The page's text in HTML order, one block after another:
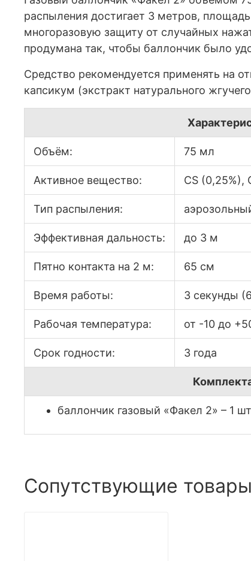
распыления достигает 3 метров,
многоразовую защиту от случайных
продумана так, чтобы баллончик было
Средство рекомендуется применять на
капсикум (экстракт натурального
Объём: 75 мл
Активное вещество: CS (0,25%),
Тип распыления:
Эффективная дальность: до 3 м
Пятно контакта на 2 м: 65 см
Время работы: 3 секунды
Рабочая температура: от -10 до
Срок годности: 3 года
баллончик газовый «Факел 2» – 1
Сопутствующие товары